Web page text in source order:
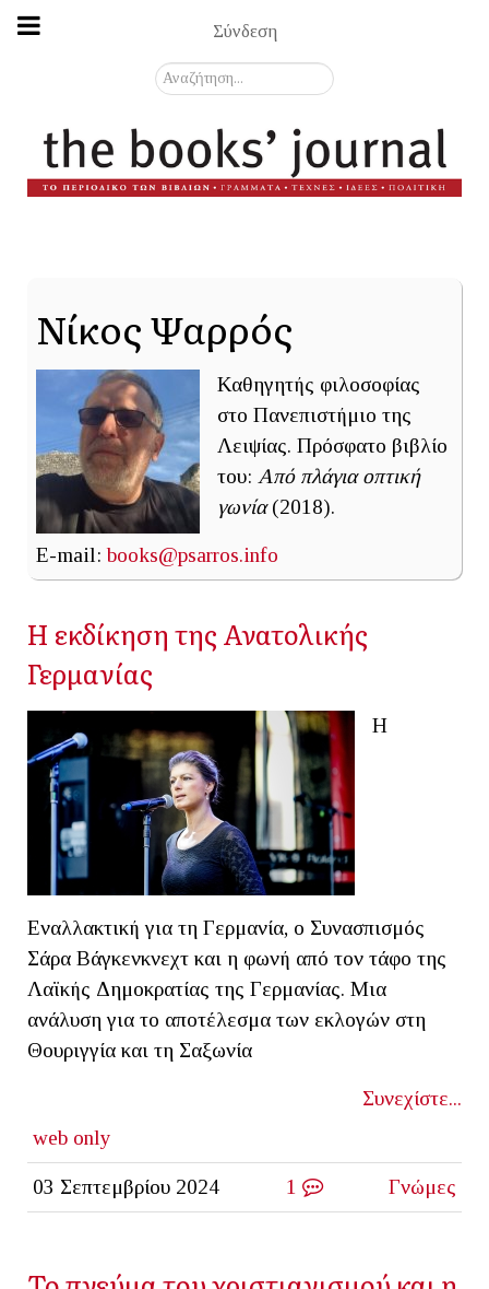
Σύνδεση
Αναζήτηση...
Νίκος Ψαρρός
Καθηγητής φιλοσοφίας
στο Πανεπιστήμιο της
Λειψίας. Πρόσφατο βιβλίο
του: Από πλάγια οπτική
γωνία(2018).
E-mail:books@psarros.info
Η εκδίκηση της Ανατολικής
Γερμανίας
H
Εναλλακτική για τη Γερμανία, o Συνασπισμός
Σάρα Βάγκενκνεχτ και η φωνή από τον τάφο της
Λαϊκής Δημοκρατίας της Γερμανίας. Μια
ανάλυση για το αποτέλεσμα των εκλογών στη
Θουριγγία και τη Σαξωνία
Συνεχίστε...
web only
03 Σεπτεμβρίου 2024 1 Γνώμες